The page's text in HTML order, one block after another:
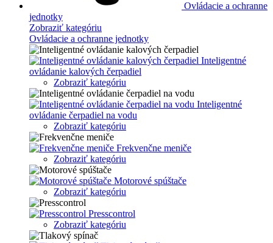
Ovládacie a ochranne
jednotky
Zobraziť kategóriu
Ovládacie a ochranne jednotky
Inteligentné
ovládanie kalových čerpadiel
Zobraziť kategóriu
Inteligentné
ovládanie čerpadiel na vodu
Zobraziť kategóriu
Frekvenčne meniče
Zobraziť kategóriu
Motorové spúštače
Zobraziť kategóriu
Presscontrol
Zobraziť kategóriu